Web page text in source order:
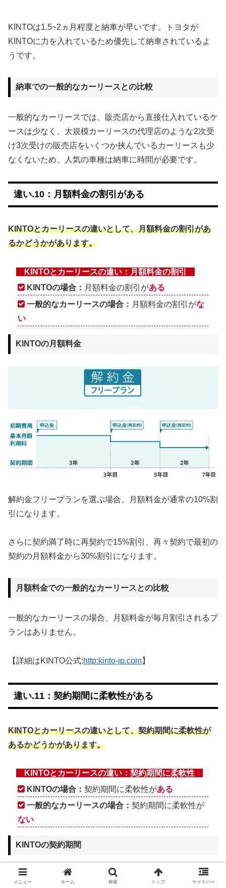
KINTOは1.5~2ヵ月程度と納車が早いです。トヨタが
KINTOに力を入れているため優先して納車されているよ
うです。
納車での一般的なカーリースとの比較
一般的なカーリースでは、販売店から直接仕入れているケ
ースは少なく、大規模カーリースの代理店のような2次受
け3次受けの販売店をいくつか挟んでいるカーリースも少
なくないため、人気の車種は納車に時間が必要です。
違い.10：月額料金の割引がある
KINTOとカーリースの違いとして、月額料金の割引があ
るかどうかがあります。
KINTOとカーリースの違い：月額料金の割引
KINTOの場合： 月額料金の割引がある
一般的なカーリースの場合： 月額料金の割引がな
い
KINTOの月額料金
解約金フリープランを選ぶ場合、月額料金が通常の10%割
引になります。
さらに契約満了時に再契約で15%割引、再々契約で最初の
契約の月額料金から30%割引になります。
月額料金での一般的なカーリースとの比較
一般的なカーリースの場合、月額料金が毎月割引されるプ
ランはありません。
【詳細はKINTO公式:http:kinto-jp.com】
違い.11：契約期間に柔軟性がある
KINTOとカーリースの違いとして、契約期間に柔軟性が
あるかどうかがあります。
KINTOとカーリースの違い：契約期間に柔軟性
KINTOの場合：契約期間に柔軟性がある
一般的なカーリースの場合：契約期間に柔軟性が
ない
KINTOの契約期間
メニュー ホーム 検索 トップ サイドバー